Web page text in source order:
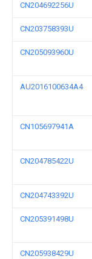
CN204692256U
CN203758393U
CN205093960U
AU2016100634A4
CN105697941A
CN204785422U
CN204743392U
CN205391498U
CN205938429U